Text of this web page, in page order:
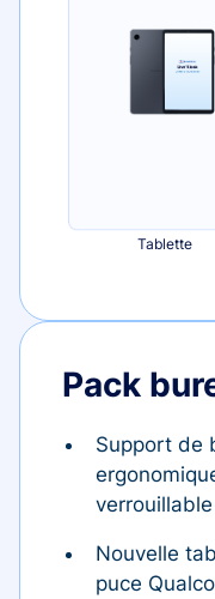
Tablette
Pack
Support de
verrouillable
Nouvelle
puce